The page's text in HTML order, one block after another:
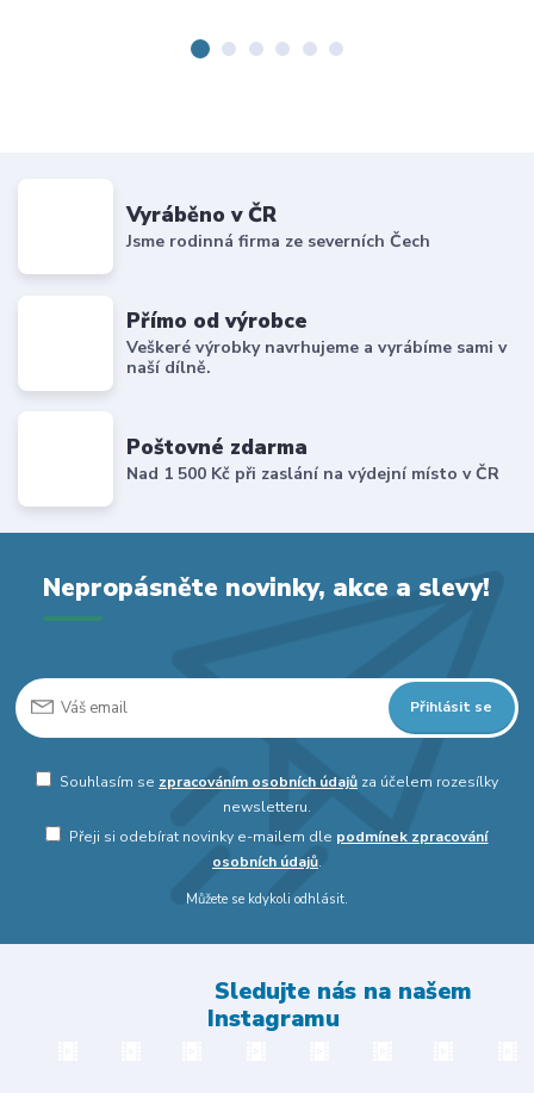
Vyráběno v ČR
Jsme rodinná firma ze severních Čech
Přímo od výrobce
Veškeré výrobky navrhujeme a vyrábíme sami v
naší dílně.
Poštovné zdarma
Nad 1 500 Kč při zaslání na výdejní místo v ČR
Nepropásněte novinky, akce a slevy!
Přihlásit se
Souhlasím se zpracováním osobních údajůza účelem rozesílky
newsletteru.
Přeji si odebírat novinky e-mailem dle podmínek zpracování
osobních údajů.
Můžete se kdykoli odhlásit.
Sledujte nás na našem
Instagramu